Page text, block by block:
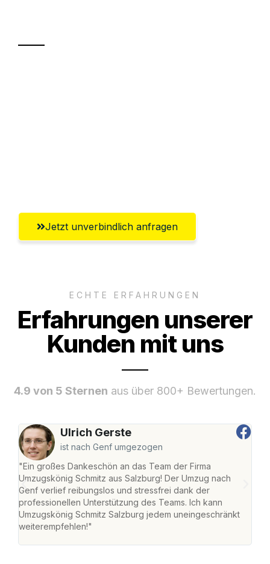
Jetzt unverbindlich anfragen
ECHTE ERFAHRUNGEN
Erfahrungen unserer
Kunden mit uns
4.9 von 5 Sternen aus über 800+ Bewertungen.
Ulrich Gerste
ist nach Genf umgezogen
"Ein großes Dankeschön an das Team der Firma
Umzugskönig Schmitz aus Salzburg! Der Umzug nach
Genf verlief reibungslos und stressfrei dank der
professionellen Unterstützung des Teams. Ich kann
Umzugskönig Schmitz Salzburg jedem uneingeschränkt
weiterempfehlen!"